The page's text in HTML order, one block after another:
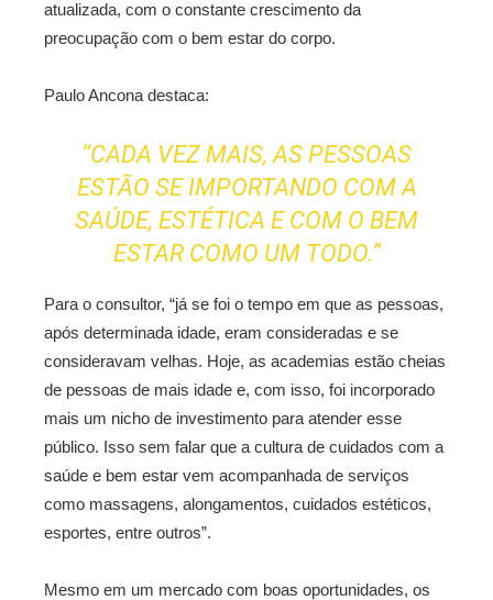
atualizada, com o constante crescimento da
preocupação com o bem estar do corpo.
Paulo Ancona destaca:
“CADA VEZ MAIS, AS PESSOAS
ESTÃO SE IMPORTANDO COM A
SAÚDE, ESTÉTICA E COM O BEM
ESTAR COMO UM TODO.”
Para o consultor, “já se foi o tempo em que as pessoas,
após determinada idade, eram consideradas e se
consideravam velhas. Hoje, as academias estão cheias
de pessoas de mais idade e, com isso, foi incorporado
mais um nicho de investimento para atender esse
público. Isso sem falar que a cultura de cuidados com a
saúde e bem estar vem acompanhada de serviços
como massagens, alongamentos, cuidados estéticos,
esportes, entre outros”.
Mesmo em um mercado com boas oportunidades, os